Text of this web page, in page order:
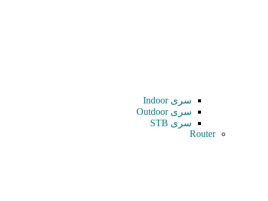
سری Indoor
سری Outdoor
سری STB
Router